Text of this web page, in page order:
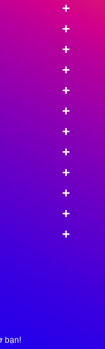
+
+
+
+
+
+
+
+
+
+
+
+
bạn!